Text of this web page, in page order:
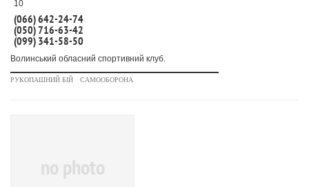
10
(066) 642-24-74
(050) 716-63-42
(099) 341-58-50
Волинський обласний спортивний клуб.
РУКОПАШНИЙ БІЙ САМООБОРОНА
no photo